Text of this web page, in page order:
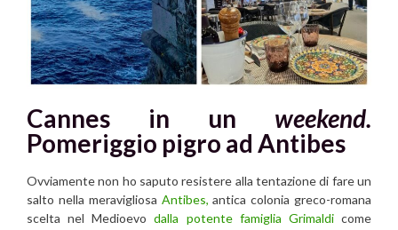
Cannes in un weekend.
Pomeriggio pigro ad Antibes
Ovviamente non ho saputo resistere alla tentazione di fare un
salto nella meravigliosa Antibes,antica colonia greco-romana
scelta nel Medioevodalla potente famiglia Grimaldicome